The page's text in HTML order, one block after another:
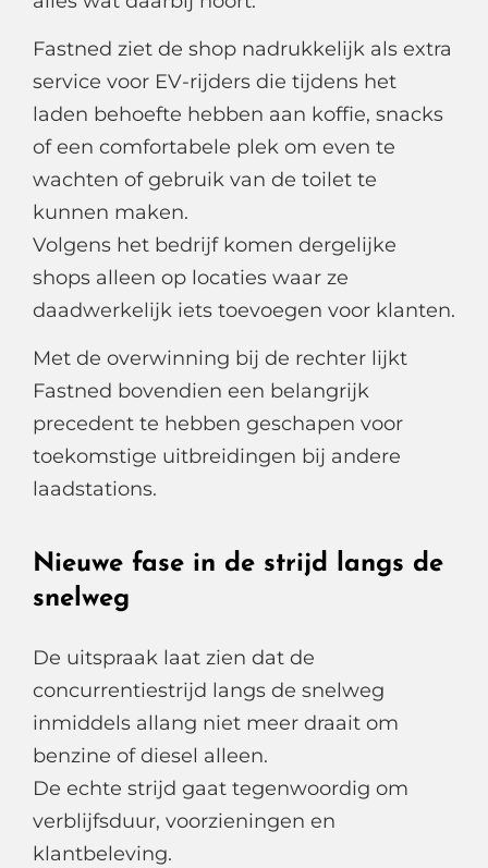
Fastned ziet de shop nadrukkelijk als extra
service voor EV-rijders die tijdens het
laden behoefte hebben aan koffie, snacks
of een comfortabele plek om even te
wachten of gebruik van de toilet te
kunnen maken.
Volgens het bedrijf komen dergelijke
shops alleen op locaties waar ze
daadwerkelijk iets toevoegen voor klanten.
Met de overwinning bij de rechter lijkt
Fastned bovendien een belangrijk
precedent te hebben geschapen voor
toekomstige uitbreidingen bij andere
laadstations.
Nieuwe fase in de strijd langs de
snelweg
De uitspraak laat zien dat de
concurrentiestrijd langs de snelweg
inmiddels allang niet meer draait om
benzine of diesel alleen.
De echte strijd gaat tegenwoordig om
verblijfsduur, voorzieningen en
klantbeleving.